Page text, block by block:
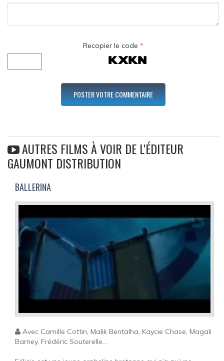
Recopier le code *
AUTRES FILMS À VOIR DE L'ÉDITEUR
GAUMONT DISTRIBUTION
BALLERINA
Avec Camille Cottin, Malik Bentalha, Kaycie Chase, Magali
Barney, Frédéric Souterelle...